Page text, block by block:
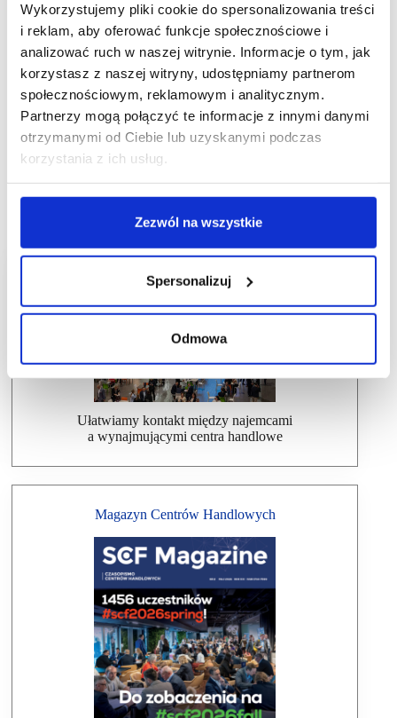
Wykorzystujemy pliki cookie do spersonalizowania treści
i reklam, aby oferować funkcje społecznościowe i
analizować ruch w naszej witrynie. Informacje o tym, jak
korzystasz z naszej witryny, udostępniamy partnerom
społecznościowym, reklamowym i analitycznym.
Partnerzy mogą połączyć te informacje z innymi danymi
otrzymanymi od Ciebie lub uzyskanymi podczas
korzystania z ich usług.
Zezwól na wszystkie
Spersonalizuj
Odmowa
Dlaczego warto wziąć udział w SCF?
Ułatwiamy kontakt między najemcami
a wynajmującymi centra handlowe
Magazyn Centrów Handlowych